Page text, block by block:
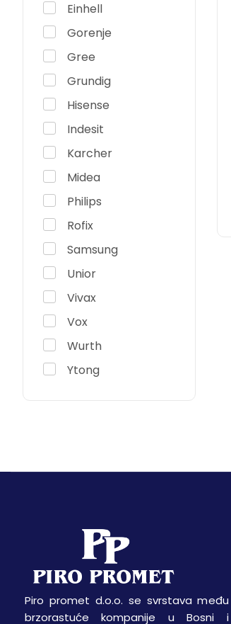
Einhell
Gorenje
Gree
Grundig
Hisense
Indesit
Karcher
Midea
Philips
Rofix
Samsung
Unior
Vivax
Vox
Wurth
Ytong
Piro promet d.o.o. se svrstava među
brzorastuće kompanije u Bosni i